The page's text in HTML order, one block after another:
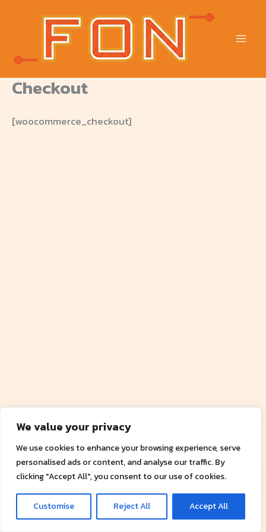
We value your privacy
We use cookies to enhance your browsing experience, serve
personalised ads or content, and analyse our traffic. By
clicking "Accept All", you consent to our use of cookies.
Customise Reject All Accept All
Checkout
[woocommerce_checkout]
Copyright © 2026 | Privacy Policy
บริษัท ฟอน เอ็นจิเนียริ่ง แอนด์ ซัพพลายส์ จำกัด
ที่อยู่: 35, 35/1, 35/2 หมู่ 1 ต.นิคมพัฒนา อ.นิคมพัฒนา จ.ระยอง
เบอร์โทรศัพท์: 081-9453425, 081-4377095, 083-1188446, 086-
8412884
ติดต่อเรา